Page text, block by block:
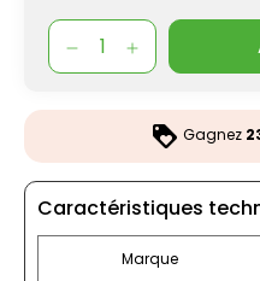
Gagnez
Caractéristiques
Marque